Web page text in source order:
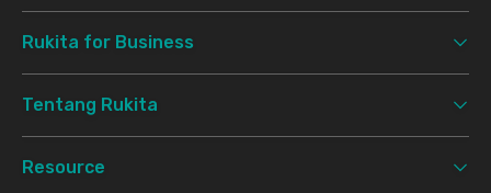
Rukita for Business
Tentang Rukita
Resource